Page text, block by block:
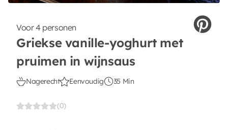
Voor 4 personen
Griekse vanille-yoghurt met
pruimen in wijnsaus
Nagerecht Eenvoudig 35 Min
(0)